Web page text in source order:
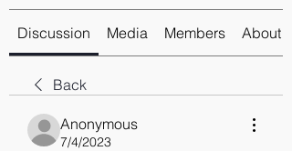
Discussion Media Members About
Back
Anonymous
7/4/2023